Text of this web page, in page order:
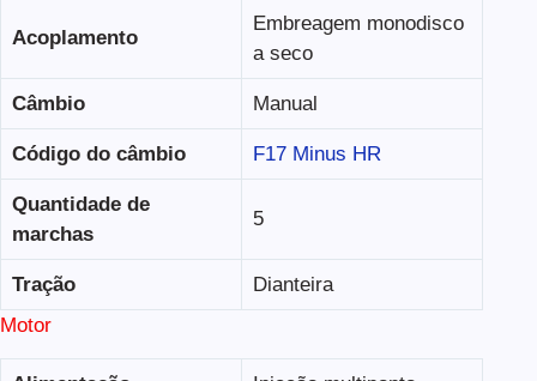
Acoplamento
Embreagem monodisco
a seco
Câmbio Manual
Código do câmbio F17 Minus HR
Quantidade de
marchas
5
Tração
Dianteira
Motor